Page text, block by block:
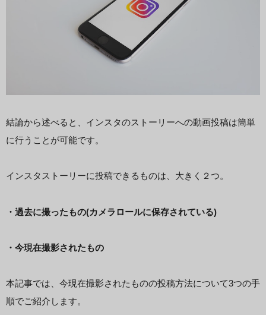
結論から述べると、インスタのストーリーへの動画投稿は簡単
に行うことが可能です。
インスタストーリーに投稿できるものは、大きく２つ。
・過去に撮ったもの(カメラロールに保存されている)
・今現在撮影されたもの
本記事では、今現在撮影されたものの投稿方法について3つの手
順でご紹介します。